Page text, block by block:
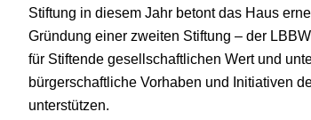
Stiftung in diesem Jahr betont das Haus
Gründung einer zweiten Stiftung – der
für Stiftende gesellschaftlichen Wert und
bürgerschaftliche Vorhaben und Initiativen
unterstützen.